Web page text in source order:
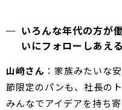
いろんな年代の方が
いにフォローしあえ
山﨑さん ：家族みたいな
節限定のパンも、社長の
みんなでアイデアを持ち